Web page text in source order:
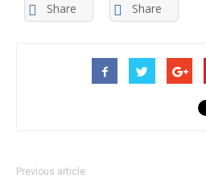
Share Share
Previous article